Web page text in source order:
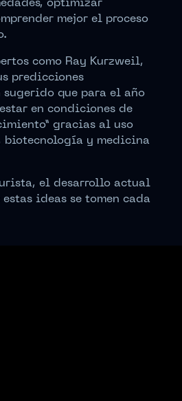
optimizar
mejor el proceso
como Ray Kurzweil,
predicciones
que para el año
en condiciones de
gracias al uso
biotecnología y medicina
el desarrollo actual
ideas se tomen cada